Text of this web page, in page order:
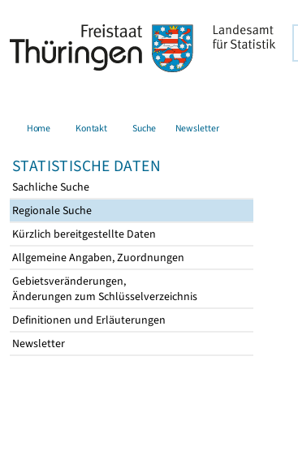
Home Kontakt Suche Newsletter
STATISTISCHE DATEN
Sachliche Suche
Regionale Suche
Kürzlich bereitgestellte Daten
Allgemeine Angaben, Zuordnungen
Gebietsveränderungen,
Änderungen zum Schlüsselverzeichnis
Definitionen und Erläuterungen
Newsletter